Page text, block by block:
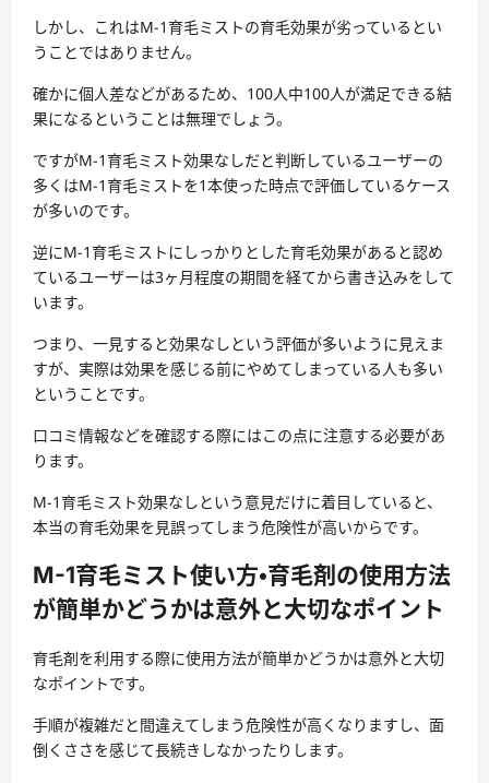
しかし、これはM-1育毛ミストの育毛効果が劣っているとい
うことではありません。
確かに個人差などがあるため、100人中100人が満足できる結
果になるということは無理でしょう。
ですがM-1育毛ミスト効果なしだと判断しているユーザーの
多くはM-1育毛ミストを1本使った時点で評価しているケース
が多いのです。
逆にM-1育毛ミストにしっかりとした育毛効果があると認め
ているユーザーは3ヶ月程度の期間を経てから書き込みをして
います。
つまり、一見すると効果なしという評価が多いように見えま
すが、実際は効果を感じる前にやめてしまっている人も多い
ということです。
口コミ情報などを確認する際にはこの点に注意する必要があ
ります。
M-1育毛ミスト効果なしという意見だけに着目していると、
本当の育毛効果を見誤ってしまう危険性が高いからです。
M-1育毛ミスト使い方・育毛剤の使用方法
が簡単かどうかは意外と大切なポイント
育毛剤を利用する際に使用方法が簡単かどうかは意外と大切
なポイントです。
手順が複雑だと間違えてしまう危険性が高くなりますし、面
倒くささを感じて長続きしなかったりします。